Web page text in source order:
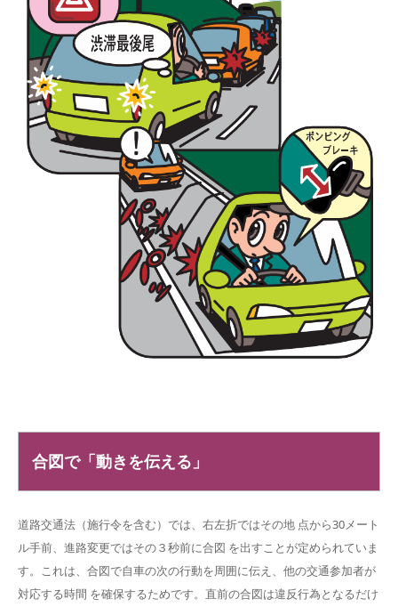
合図で「動きを伝える」
道路交通法（施行令を含む）では、右左折ではその地 点から30メート
ル手前、進路変更ではその３秒前に合図 を出すことが定められていま
す。これは、合図で自車の次の行動を周囲に伝え、他の交通参加者が
対応する時間 を確保するためです。直前の合図は違反行為となるだけ